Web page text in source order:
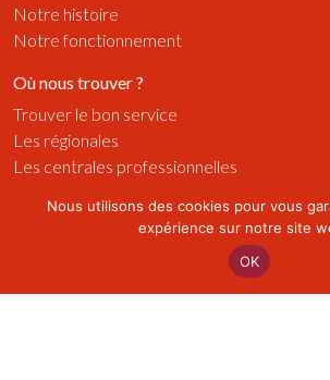
Notre histoire
Notre fonctionnement
Où nous trouver ?
Trouver le bon service
Les régionales
Les centrales professionnelles
Médias
Vidéos
Nous utilisons des cookies pour vous
expérience sur notre site
OK